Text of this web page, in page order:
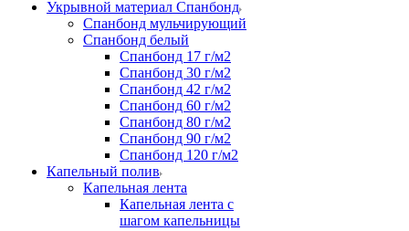
Укрывной материал Спанбонд
Спанбонд мульчирующий
Спанбонд белый
Спанбонд 17 г/м2
Спанбонд 30 г/м2
Спанбонд 42 г/м2
Спанбонд 60 г/м2
Спанбонд 80 г/м2
Спанбонд 90 г/м2
Спанбонд 120 г/м2
Капельный полив
Капельная лента
Капельная лента с
шагом капельницы